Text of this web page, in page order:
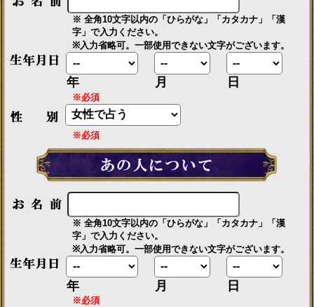
※ 全角10文字以内の「ひらがな」「カタカナ」「漢
字」で入力ください。
※入力省略可。一部使用できない文字がございます。
年 月 日
※必須
※必須
※ 全角10文字以内の「ひらがな」「カタカナ」「漢
字」で入力ください。
※入力省略可。一部使用できない文字がございます。
年 月 日
※必須